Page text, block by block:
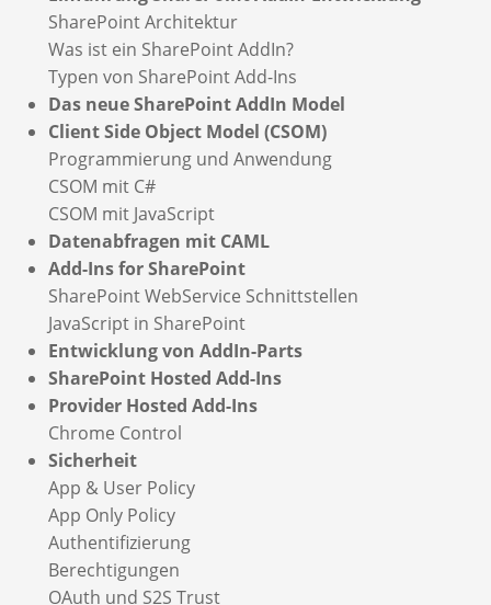
SharePoint Architektur
Was ist ein SharePoint AddIn?
Typen von SharePoint Add-Ins
Das neue SharePoint AddIn Model
Client Side Object Model (CSOM)
Programmierung und Anwendung
CSOM mit C#
CSOM mit JavaScript
Datenabfragen mit CAML
Add-Ins for SharePoint
SharePoint WebService Schnittstellen
JavaScript in SharePoint
Entwicklung von AddIn-Parts
SharePoint Hosted Add-Ins
Provider Hosted Add-Ins
Chrome Control
Sicherheit
App & User Policy
App Only Policy
Authentifizierung
Berechtigungen
OAuth und S2S Trust